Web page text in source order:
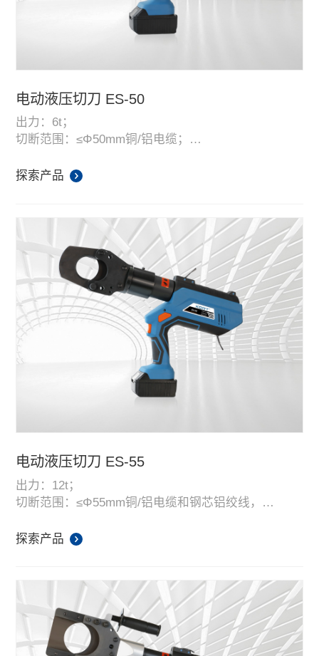
电动液压切刀 ES-50
出力：6t；
切断范围：≤Φ50mm铜/铝电缆；
双段式液压系统，自动泄压，内置智能电脑芯片，方
100-120次，配备快速充电器；
配有LED工作照明灯，让工作更方便。
探索产品
电动液压切刀 ES-55
出力：12t；
切断范围：≤Φ55mm铜/铝电缆和钢芯铝绞线，
头部能自由旋转360度；
高性能、高容量18V带电量显示锂电池，平均使用次数
100-120次，配备快速充电器；
配有LED工作照明灯，让工作更方便。
探索产品